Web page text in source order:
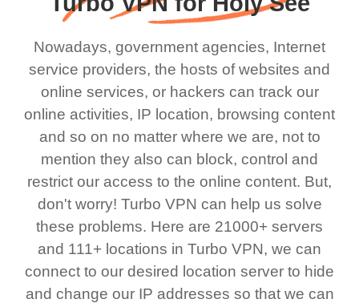
Nowadays, government agencies, Internet
service providers, the hosts of websites and
online services, or hackers can track our
online activities, IP location, browsing content
and so on no matter where we are, not to
mention they also can block, control and
restrict our access to the online content. But,
don't worry! Turbo VPN can help us solve
these problems. Here are 21000+ servers
and 111+ locations in Turbo VPN, we can
connect to our desired location server to hide
and change our IP addresses so that we can